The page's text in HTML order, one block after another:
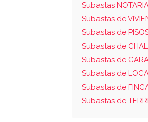
Subastas
Subastas de
Subastas de
Subastas de
Subastas de
Subastas de
Subastas de
Subastas de